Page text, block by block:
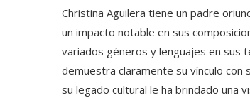
Christina Aguilera tiene un padre
un impacto notable en sus
variados géneros y lenguajes en sus
demuestra claramente su vínculo
su legado cultural le ha brindado una